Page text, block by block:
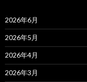
2026年6月
2026年5月
2026年4月
2026年3月